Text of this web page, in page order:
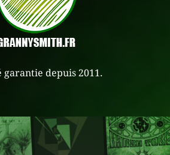
garantie depuis 2011.